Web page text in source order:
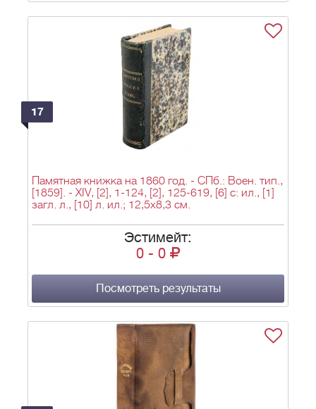
17
Памятная книжка на 1860 год. - СПб.: Воен. тип.,
[1859]. - XIV, [2], 1-124, [2], 125-619, [6] с: ил., [1]
загл. л., [10] л. ил.; 12,5х8,3 см.
Эстимейт:
0 - 0
Посмотреть результаты